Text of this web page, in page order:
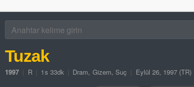
Tuzak
1997 R 1s 33dk Dram, Gizem, Suç Eylül 26, 1997 (TR)